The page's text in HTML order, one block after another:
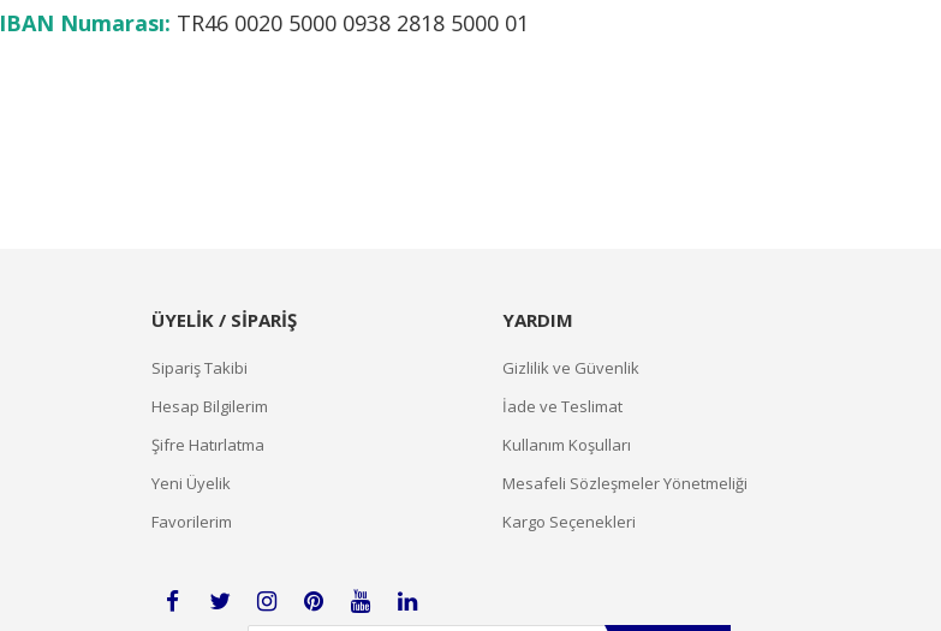
IBAN Numarası: TR46 0020 5000 0938 2818 5000 01
ÜYELİK / SİPARİŞ
Sipariş Takibi
Hesap Bilgilerim
Şifre Hatırlatma
Yeni Üyelik
Favorilerim
YARDIM
Gizlilik ve Güvenlik
İade ve Teslimat
Kullanım Koşulları
Mesafeli Sözleşmeler Yönetmeliği
Kargo Seçenekleri